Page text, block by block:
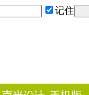
记住